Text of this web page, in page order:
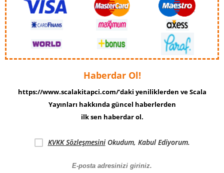
Haberdar Ol!
https://www.scalakitapci.com/’daki yeniliklerden ve Scala
Yayınları hakkında güncel haberlerden
ilk sen haberdar ol.
KVKK SözleşmesiniOkudum, Kabul Ediyorum.